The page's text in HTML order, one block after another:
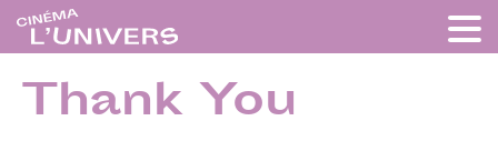
Thank You